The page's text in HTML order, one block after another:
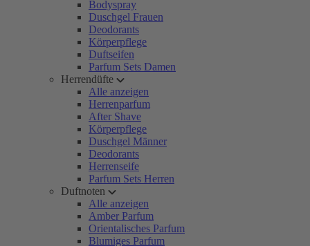
Bodyspray
Duschgel Frauen
Deodorants
Körperpflege
Duftseifen
Parfum Sets Damen
Herrendüfte
Alle anzeigen
Herrenparfum
After Shave
Körperpflege
Duschgel Männer
Deodorants
Herrenseife
Parfum Sets Herren
Duftnoten
Alle anzeigen
Amber Parfum
Orientalisches Parfum
Blumiges Parfum